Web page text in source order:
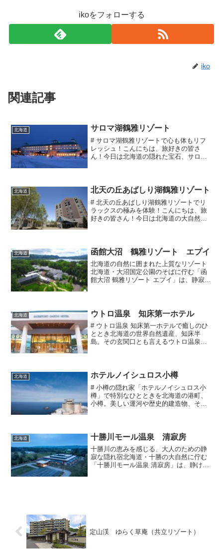
ikoをフォローする
iko
関連記事
北海道 サロマ湖鶴雅リゾート
# サロマ湖鶴雅リゾートで心も体もリフ
レッシュ！こんにちは、旅好きの皆さ
ん！今日は北海道の隠れた宝石、サロマ
と大げさだけど、まあそん...
北海道 北天の丘あばしり湖鶴雅リゾート
# 北天の丘あばしり湖鶴雅リゾートでリ
ラックスの極みを体験！こんにちは、旅
好きの皆さん！今日は北海道の大自然に
て、すでに高級感と...
北海道 函館大沼 鶴雅リゾート エプイ
北海道の自然に囲まれた上質なリゾート
北海道・大沼国定公園のそばに佇む「函
館大沼 鶴雅リゾート エプイ」は、静寂と
間が広がっています。...
北海道 ウトロ温泉 知床第一ホテル
# ウトロ温泉 知床第一ホテルで癒しのひ
ととき北海道の世界自然遺産、知床半
島。その玄関口とも言えるウトロ温泉
します。## 知床第一ホ...
北海道 ホテルノイシュロス小樽
# 小樽の隠れ家「ホテルノイシュロス小
樽」で特別なひとときを北海道の港町、
小樽。美しい運河や歴史的建造物、そし
ごしたい方におすすめし...
北海道 十勝川モール温泉 清寂房
十勝川の恵みを感じる、大人のための静
寂な隠れ宿北海道・十勝の大自然に佇む
「十勝川モール温泉 清寂房」は、静けさ
定山渓 ゆらく草庵（共立リゾート）